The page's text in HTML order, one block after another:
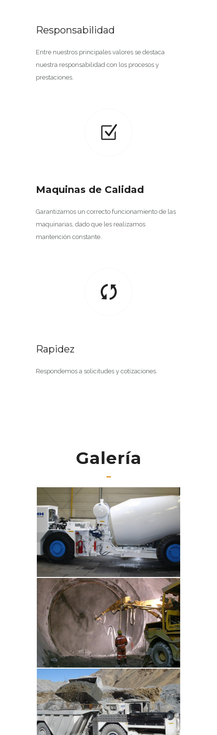
Responsabilidad
Entre nuestros principales valores se destaca
nuestra responsabilidad con los procesos y
prestaciones.
Maquinas de Calidad
Garantizamos un correcto funcionamiento de las
maquinarias, dado que les realizamos
mantención constante.
Rapidez
Respondemos a solicitudes y cotizaciones.
Galería